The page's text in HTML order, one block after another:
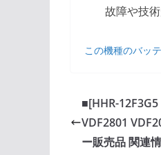
故障や技
この機種のバッ
■[HHR-
VDF2801
ー販売品 関連